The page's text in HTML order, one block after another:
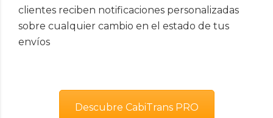
clientes reciben notificaciones personalizadas
sobre cualquier cambio en el estado de tus
envíos
Descubre CabiTrans PRO